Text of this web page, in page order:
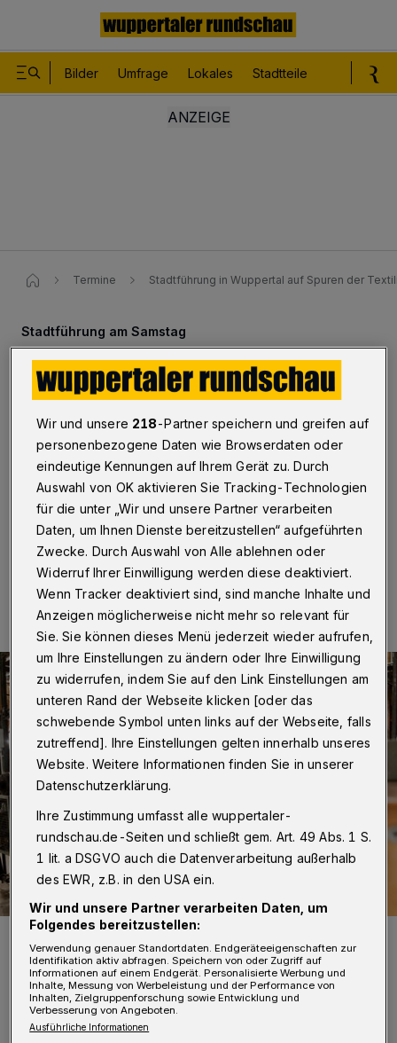
Bilder Umfrage Lokales Stadtteile
Termine Stadtführung in Wuppertal auf Spuren der
Stadtführung am Samstag
Auf den Spuren der
Textilindustrie
Wuppertal·„Durch die Heimat der Barmer Artikel“
lautet der Titel einer Stadtführung mit Michael Dietz. Sie
beginnt am Samstag (15. April 2023) um 11 Uhr und
11.04.2023 , 09:30 Uhr Eine Minute Lesezeit
Blick in die Bandweberei Kafka (Archivbild),
Foto: Monika Laubert
Wir und unsere 218-Partner speichern und greifen auf
personenbezogene Daten wie Browserdaten oder
eindeutige Kennungen auf Ihrem Gerät zu. Durch
Auswahl von OK aktivieren Sie Tracking-Technologien
für die unter „Wir und unsere Partner verarbeiten
Daten, um Ihnen Dienste bereitzustellen“ aufgeführten
Zwecke. Durch Auswahl von Alle ablehnen oder
Widerruf Ihrer Einwilligung werden diese deaktiviert.
Wenn Tracker deaktiviert sind, sind manche Inhalte und
Anzeigen möglicherweise nicht mehr so relevant für
Sie. Sie können dieses Menü jederzeit wieder aufrufen,
um Ihre Einstellungen zu ändern oder Ihre Einwilligung
zu widerrufen, indem Sie auf den Link Einstellungen am
unteren Rand der Webseite klicken [oder das
schwebende Symbol unten links auf der Webseite, falls
zutreffend]. Ihre Einstellungen gelten innerhalb unseres
Website. Weitere Informationen finden Sie in unserer
Datenschutzerklärung.
Ihre Zustimmung umfasst alle wuppertaler-
rundschau.de-Seiten und schließt gem. Art. 49 Abs. 1 S.
1 lit. a DSGVO auch die Datenverarbeitung außerhalb
des EWR, z.B. in den USA ein.
Wir und unsere Partner verarbeiten Daten, um
Folgendes bereitzustellen:
Verwendung genauer Standortdaten. Endgeräteeigenschaften zur
Identifikation aktiv abfragen. Speichern von oder Zugriff auf
Informationen auf einem Endgerät. Personalisierte Werbung und
Inhalte, Messung von Werbeleistung und der Performance von
Inhalten, Zielgruppenforschung sowie Entwicklung und
Verbesserung von Angeboten.
Ausführliche Informationen